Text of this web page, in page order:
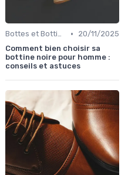
Bottes et Bottines •
20/11/2025
Comment bien choisir sa
bottine noire pour homme :
conseils et astuces